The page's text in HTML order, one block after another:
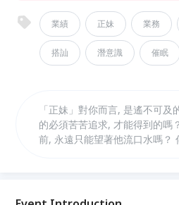
業績 正妹 業務
搭訕 潛意識 催眠
「正妹」對你而言, 是遙不可
的必須苦苦追求, 才能得到的嗎
前, 永遠只能望著他流口水嗎？ 傳統的書籍及講座教我